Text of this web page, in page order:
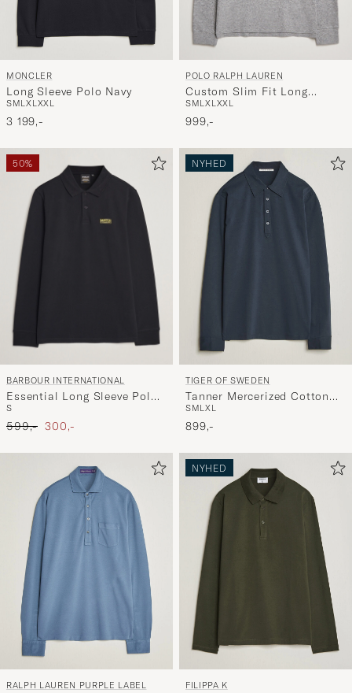
MONCLER
Long Sleeve Polo Navy
SMLXLXXL
3 199,-
POLO RALPH LAUREN
Custom Slim Fit Long
Sleeve Polo Canterbury
Heather
SMLXLXXL
999,-
50%
BARBOUR INTERNATIONAL
Essential Long Sleeve Polo
Black
S
Ordinary pris
599,- Nedsat pris
300,-
NYHED
TIGER OF SWEDEN
Tanner Mercerized Cotton
Polo Light Ink
SMLXL
899,-
RALPH LAUREN PURPLE LABEL
NYHED
FILIPPA K